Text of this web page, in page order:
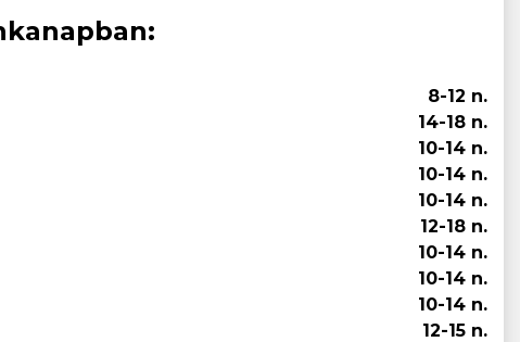
8-12 n.
14-18 n.
10-14 n.
10-14 n.
10-14 n.
12-18 n.
10-14 n.
10-14 n.
10-14 n.
12-15 n.